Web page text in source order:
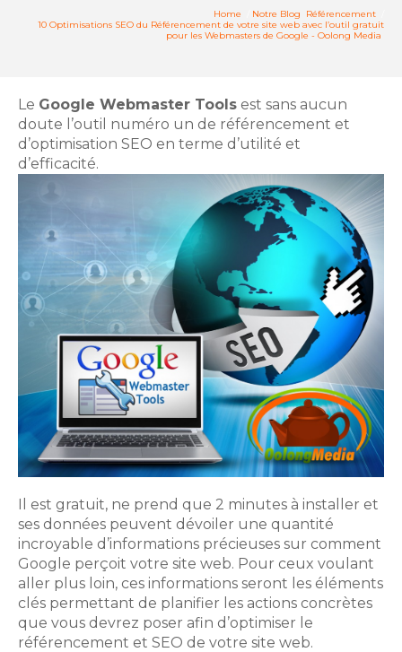
Home Notre Blog Référencement
10 Optimisations SEO du Référencement de votre site web avec l’outil gratuit
pour les Webmasters de Google - Oolong Media
Le Google Webmaster Tools est sans aucun
doute l’outil numéro un de référencement et
d’optimisation SEO en terme d’utilité et
d’efficacité.
Il est gratuit, ne prend que 2 minutes à installer et
ses données peuvent dévoiler une quantité
incroyable d’informations précieuses sur comment
Google perçoit votre site web. Pour ceux voulant
aller plus loin, ces informations seront les éléments
clés permettant de planifier les actions concrètes
que vous devrez poser afin d’optimiser le
référencement et SEO de votre site web.